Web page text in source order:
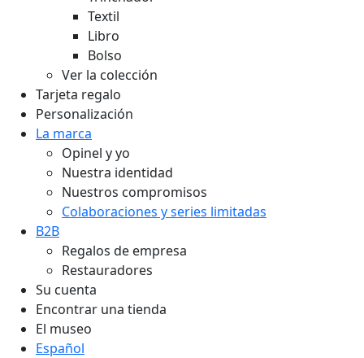
Textil
Libro
Bolso
Ver la colección
Tarjeta regalo
Personalización
La marca
Opinel y yo
Nuestra identidad
Nuestros compromisos
Colaboraciones y series limitadas
B2B
Regalos de empresa
Restauradores
Su cuenta
Encontrar una tienda
El museo
Español